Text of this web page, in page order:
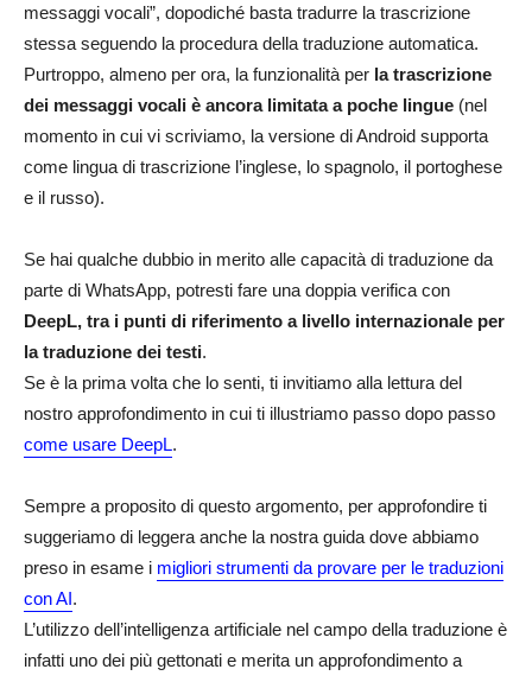
messaggi vocali”, dopodiché basta tradurre la trascrizione
stessa seguendo la procedura della traduzione automatica.
Purtroppo, almeno per ora, la funzionalità per la trascrizione
dei messaggi vocali è ancora limitata a poche lingue (nel
momento in cui vi scriviamo, la versione di Android supporta
come lingua di trascrizione l’inglese, lo spagnolo, il portoghese
e il russo).
Se hai qualche dubbio in merito alle capacità di traduzione da
parte di WhatsApp, potresti fare una doppia verifica con
DeepL, tra i punti di riferimento a livello internazionale per
la traduzione dei testi.
Se è la prima volta che lo senti, ti invitiamo alla lettura del
nostro approfondimento in cui ti illustriamo passo dopo passo
come usare DeepL.
Sempre a proposito di questo argomento, per approfondire ti
suggeriamo di leggera anche la nostra guida dove abbiamo
preso in esame i migliori strumenti da provare per le traduzioni
con AI.
L’utilizzo dell’intelligenza artificiale nel campo della traduzione è
infatti uno dei più gettonati e merita un approfondimento a